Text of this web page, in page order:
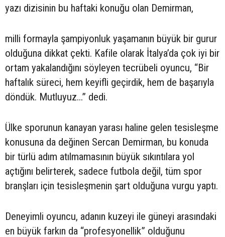
yazı dizisinin bu haftaki konuğu olan Demirman,
milli formayla şampiyonluk yaşamanın büyük bir gurur
olduğuna dikkat çekti. Kafile olarak İtalya’da çok iyi bir
ortam yakalandığını söyleyen tecrübeli oyuncu, “Bir
haftalık süreci, hem keyifli geçirdik, hem de başarıyla
döndük. Mutluyuz...” dedi.
Ülke sporunun kanayan yarası haline gelen tesisleşme
konusuna da değinen Sercan Demirman, bu konuda
bir türlü adım atılmamasının büyük sıkıntılara yol
açtığını belirterek, sadece futbola değil, tüm spor
branşları için tesisleşmenin şart olduğuna vurgu yaptı.
Deneyimli oyuncu, adanın kuzeyi ile güneyi arasındaki
en büyük farkın da “profesyonellik” olduğunu